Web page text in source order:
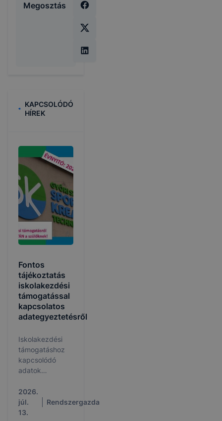
Megosztás
KAPCSOLÓDÓ
HÍREK
Fontos
tájékoztatás
iskolakezdési
támogatással
kapcsolatos
adategyeztetésről
Iskolakezdési
támogatáshoz
kapcsolódó
adatok
igazolása a
KRÉTA
rendszerben.
2026.
júl.
13.
Rendszergazda